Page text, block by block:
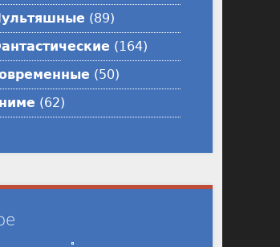
(89)
(164)
(50)
(62)